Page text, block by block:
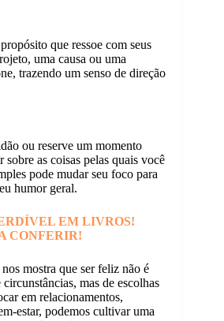
que ressoe com seus
uma causa ou uma
trazendo um senso de direção
ou reserve um momento
as coisas pelas quais você
pode mudar seu foco para
humor geral.
EM LIVROS!
CONFERIR!
mostra que ser feliz não é
mas de escolhas
em relacionamentos,
estar, podemos cultivar uma